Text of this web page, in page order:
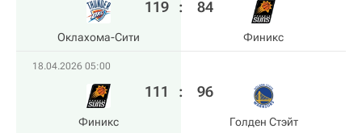
Оклахома-Сити
119 : 84
Финикс
18.04.2026 05:00
Финикс
111 : 96
Голден Стэйт